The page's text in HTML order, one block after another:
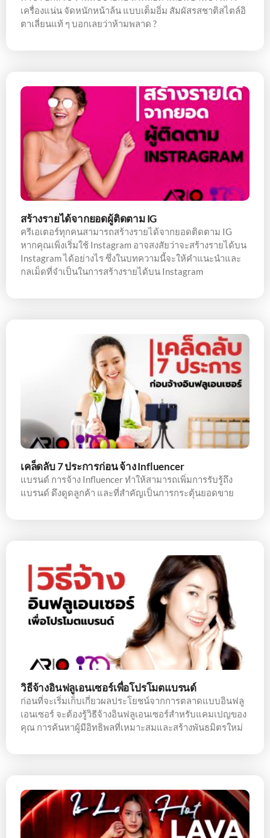
เครื่องแน่น จัดหนักหน้าล้น แบบเต็มอิ่ม สัมผัสรสชาติสไตล์อิ
ตาเลี่ยนแท้ ๆ บอกเลยว่าห้ามพลาด ?
สร้างรายได้จากยอดผู้ติดตาม IG
ครีเอเตอร์ทุกคนสามารถสร้างรายได้จากยอดติดตาม IG
หากคุณเพิ่งเริ่มใช้ Instagram อาจสงสัยว่าจะสร้างรายได้บน
Instagram ได้อย่างไร ซึ่งในบทความนี้จะให้คำแนะนำและ
กลเม็ดที่จำเป็นในการสร้างรายได้บน Instagram
เคล็ดลับ 7 ประการก่อน จ้าง Influencer
แบรนด์ การจ้าง Influencer ทำให้สามารถเพิ่มการรับรู้ถึง
แบรนด์ ดึงดูดลูกค้า และที่สำคัญเป็นการกระตุ้นยอดขาย
วิธีจ้างอินฟลูเอนเซอร์เพื่อโปรโมตแบรนด์
ก่อนที่จะเริ่มเก็บเกี่ยวผลประโยชน์จากการตลาดแบบอินฟลู
เอนเซอร์ จะต้องรู้วิธีจ้างอินฟลูเอนเซอร์สำหรับแคมเปญของ
คุณ การค้นหาผู้มีอิทธิพลที่เหมาะสมและสร้างพันธมิตรใหม่